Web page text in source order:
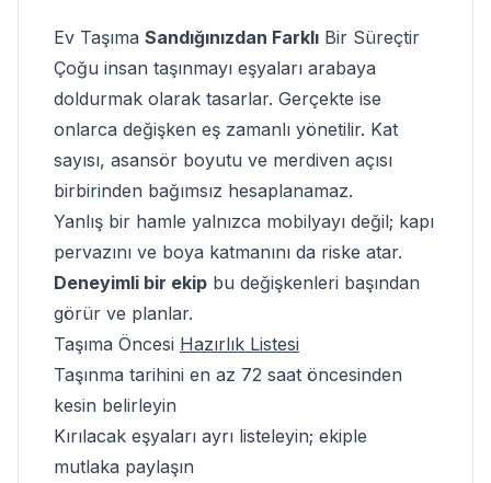
Ev Taşıma Sandığınızdan Farklı Bir Süreçtir
Çoğu insan taşınmayı eşyaları arabaya
doldurmak olarak tasarlar. Gerçekte ise
onlarca değişken eş zamanlı yönetilir. Kat
sayısı, asansör boyutu ve merdiven açısı
birbirinden bağımsız hesaplanamaz.
Yanlış bir hamle yalnızca mobilyayı değil; kapı
pervazını ve boya katmanını da riske atar.
Deneyimli bir ekip bu değişkenleri başından
görür ve planlar.
Taşıma Öncesi Hazırlık Listesi
Taşınma tarihini en az 72 saat öncesinden
kesin belirleyin
Kırılacak eşyaları ayrı listeleyin; ekiple
mutlaka paylaşın